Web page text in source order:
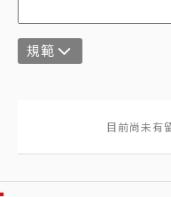
規範